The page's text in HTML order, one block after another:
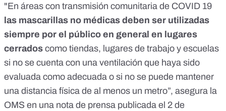
"En áreas con transmisión comunitaria de COVID 19
las mascarillas no médicas deben ser utilizadas
siempre por el público en general en lugares
cerrados como tiendas, lugares de trabajo y escuelas
si no se cuenta con una ventilación que haya sido
evaluada como adecuada o si no se puede mantener
una distancia física de al menos un metro”, asegura la
OMS en una nota de prensa publicada el 2 de